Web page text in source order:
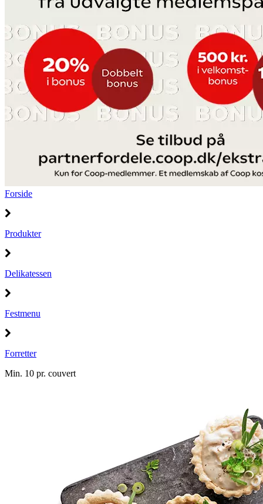
Forside
Produkter
Delikatessen
Festmenu
Forretter
Min. 10 pr. couvert